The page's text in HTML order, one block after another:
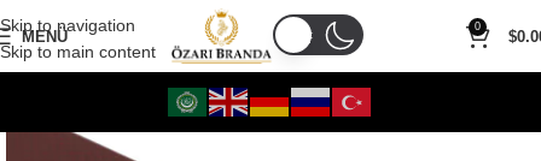
Skip to navigation
Skip to main content
MENÜ
0
$